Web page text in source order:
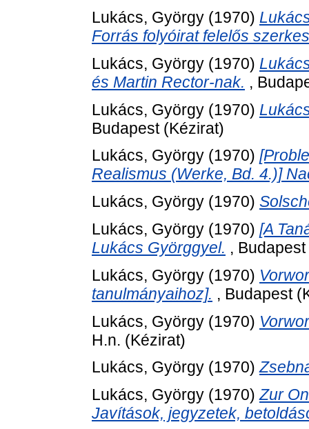
Lukács, György (1970)
Forrás folyóirat felelős
Lukács, György (1970)
és Martin Rector-nak. ,
Lukács, György (1970)
Budapest (Kézirat)
Lukács, György (1970)
Realismus (Werke, Bd. 4.)]
Lukács, György (1970)
Lukács, György (1970) [A
Lukács Györggyel. ,
Lukács, György (1970)
tanulmányaihoz]. , Budapest
Lukács, György (1970)
H.n. (Kézirat)
Lukács, György (1970)
Lukács, György (1970)Zur
Javítások, jegyzetek,